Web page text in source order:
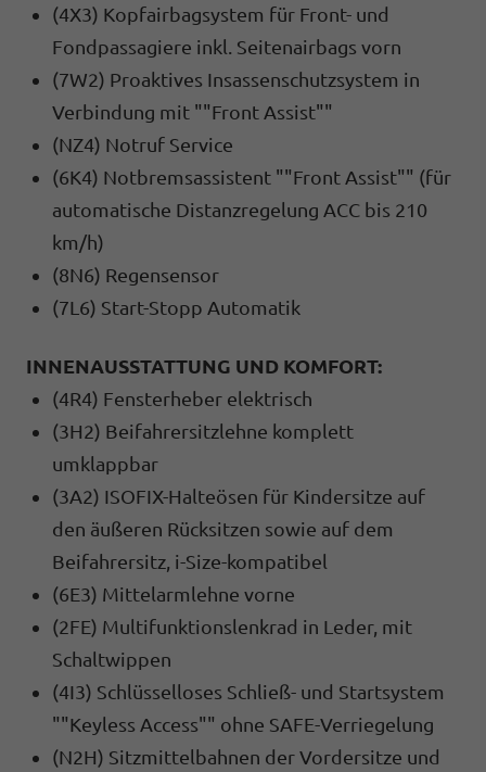
(4X3) Kopfairbagsystem für Front- und
Fondpassagiere inkl. Seitenairbags vorn
(7W2) Proaktives Insassenschutzsystem in
Verbindung mit ""Front Assist""
(NZ4) Notruf Service
(6K4) Notbremsassistent ""Front Assist"" (für
automatische Distanzregelung ACC bis 210
km/h)
(8N6) Regensensor
(7L6) Start-Stopp Automatik
INNENAUSSTATTUNG UND KOMFORT:
(4R4) Fensterheber elektrisch
(3H2) Beifahrersitzlehne komplett
umklappbar
(3A2) ISOFIX-Halteösen für Kindersitze auf
den äußeren Rücksitzen sowie auf dem
Beifahrersitz, i-Size-kompatibel
(6E3) Mittelarmlehne vorne
(2FE) Multifunktionslenkrad in Leder, mit
Schaltwippen
(4I3) Schlüsselloses Schließ- und Startsystem
""Keyless Access"" ohne SAFE-Verriegelung
(N2H) Sitzmittelbahnen der Vordersitze und